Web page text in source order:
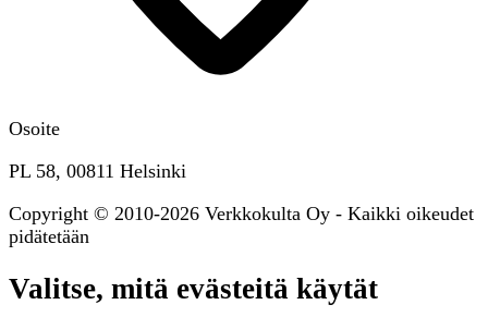
Osoite
PL 58, 00811 Helsinki
Copyright © 2010-2026 Verkkokulta Oy - Kaikki oikeudet
pidätetään
Valitse, mitä evästeitä käytät